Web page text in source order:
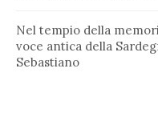
Nel tempio della
voce antica della
Sebastiano